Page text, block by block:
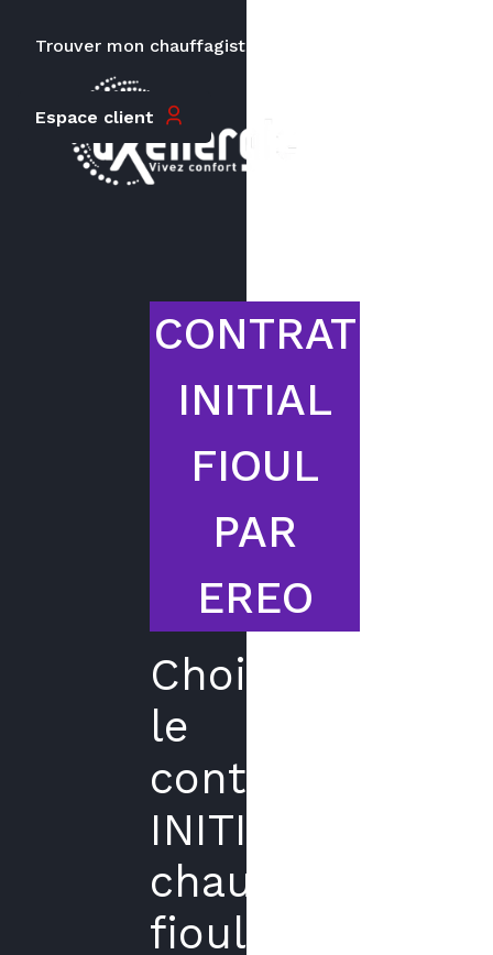
Trouver mon chauffagiste
Espace client
CONTRAT
INITIAL
FIOUL
PAR
EREO
Choisir
le
contrat
INITIAL
chaudière
fioul